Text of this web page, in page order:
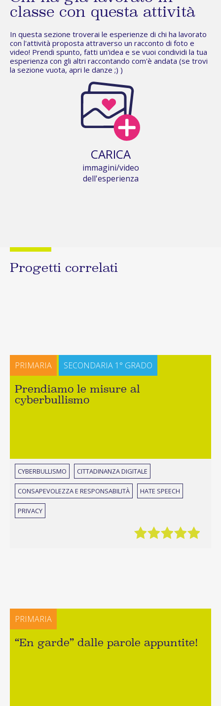
classe con questa attività
In questa sezione troverai le esperienze di chi ha lavorato
con l'attività proposta attraverso un racconto di foto e
video! Prendi spunto, fatti un'idea e se vuoi condividi la tua
esperienza con gli altri raccontando com'è andata (se trovi
la sezione vuota, apri le danze ;) )
CARICA
immagini/video
dell'esperienza
Progetti correlati
PRIMARIA SECONDARIA 1° GRADO
Prendiamo le misure al
cyberbullismo
CYBERBULLISMO CITTADINANZA DIGITALE
CONSAPEVOLEZZA E RESPONSABILITÀ HATE SPEECH
PRIVACY
PRIMARIA
“En garde” dalle parole appuntite!